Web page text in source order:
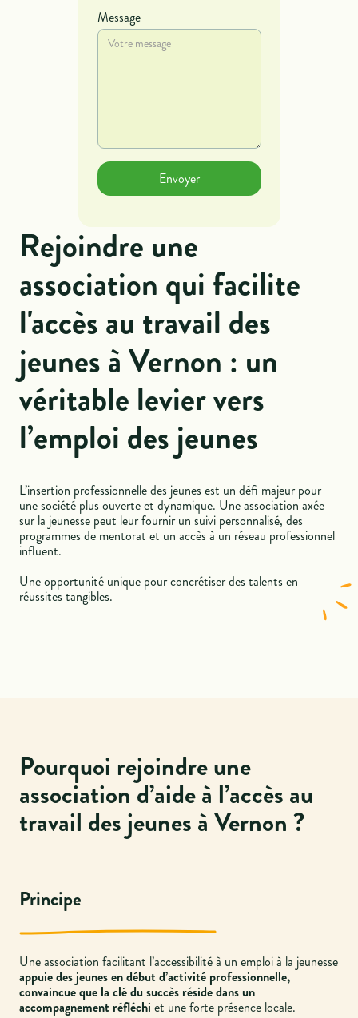
Message
Rejoindre une
association qui facilite
l'accès au travail des
jeunes à Vernon : un
véritable levier vers
l’emploi des jeunes
L’insertion professionnelle des jeunes est un défi majeur pour
une société plus ouverte et dynamique. Une association axée
sur la jeunesse peut leur fournir un suivi personnalisé, des
programmes de mentorat et un accès à un réseau professionnel
influent.
Une opportunité unique pour concrétiser des talents en
réussites tangibles.
Pourquoi rejoindre une
association d’aide à l’accès au
travail des jeunes à Vernon ?
Principe
Une association facilitant l’accessibilité à un emploi à la jeunesse
appuie des jeunes en début d’activité professionnelle,
convaincue que la clé du succès réside dans un
accompagnement réfléchi et une forte présence locale.